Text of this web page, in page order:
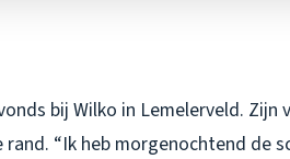
bij Wilko in Lemelerveld.
“Ik heb morgenochtend de